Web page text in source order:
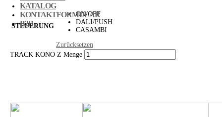
KATALOG
KONTAKTFORMULAR
B2B
STEUERUNG
ON/OFF
DALI/PUSH
CASAMBI
Zurücksetzen
TRACK KONO Z Menge